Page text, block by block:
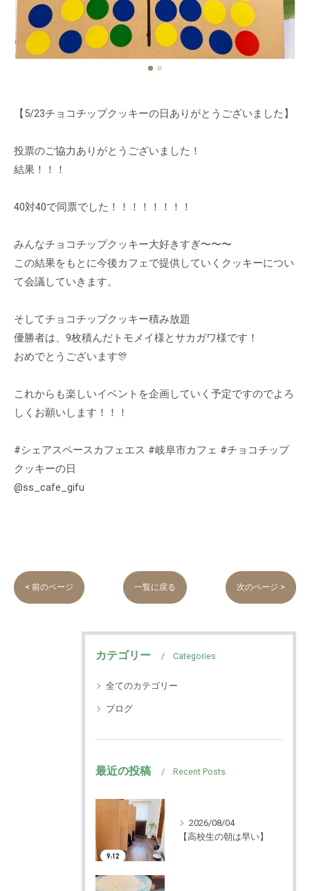
【5/23チョコチップクッキーの日ありがとうございました】
投票のご協力ありがとうございました！
結果！！！
40対40で同票でした！！！！！！！！
みんなチョコチップクッキー大好きすぎ〜〜〜
この結果をもとに今後カフェで提供していくクッキーについ
て会議していきます。
そしてチョコチップクッキー積み放題
優勝者は、9枚積んだトモメイ様とサカガワ様です！
おめでとうございます🎊
これからも楽しいイベントを企画していく予定ですのでよろ
しくお願いします！！！
#シェアスペースカフェエス #岐阜市カフェ #チョコチップ
クッキーの日
@ss_cafe_gifu
< 前のページ 一覧に戻る 次のページ >
カテゴリー Categories
全てのカテゴリー
ブログ
最近の投稿 Recent Posts
2026/08/04
【高校生の朝は早い】